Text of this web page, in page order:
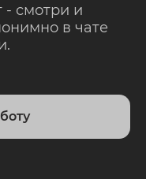
- смотри и
в чате